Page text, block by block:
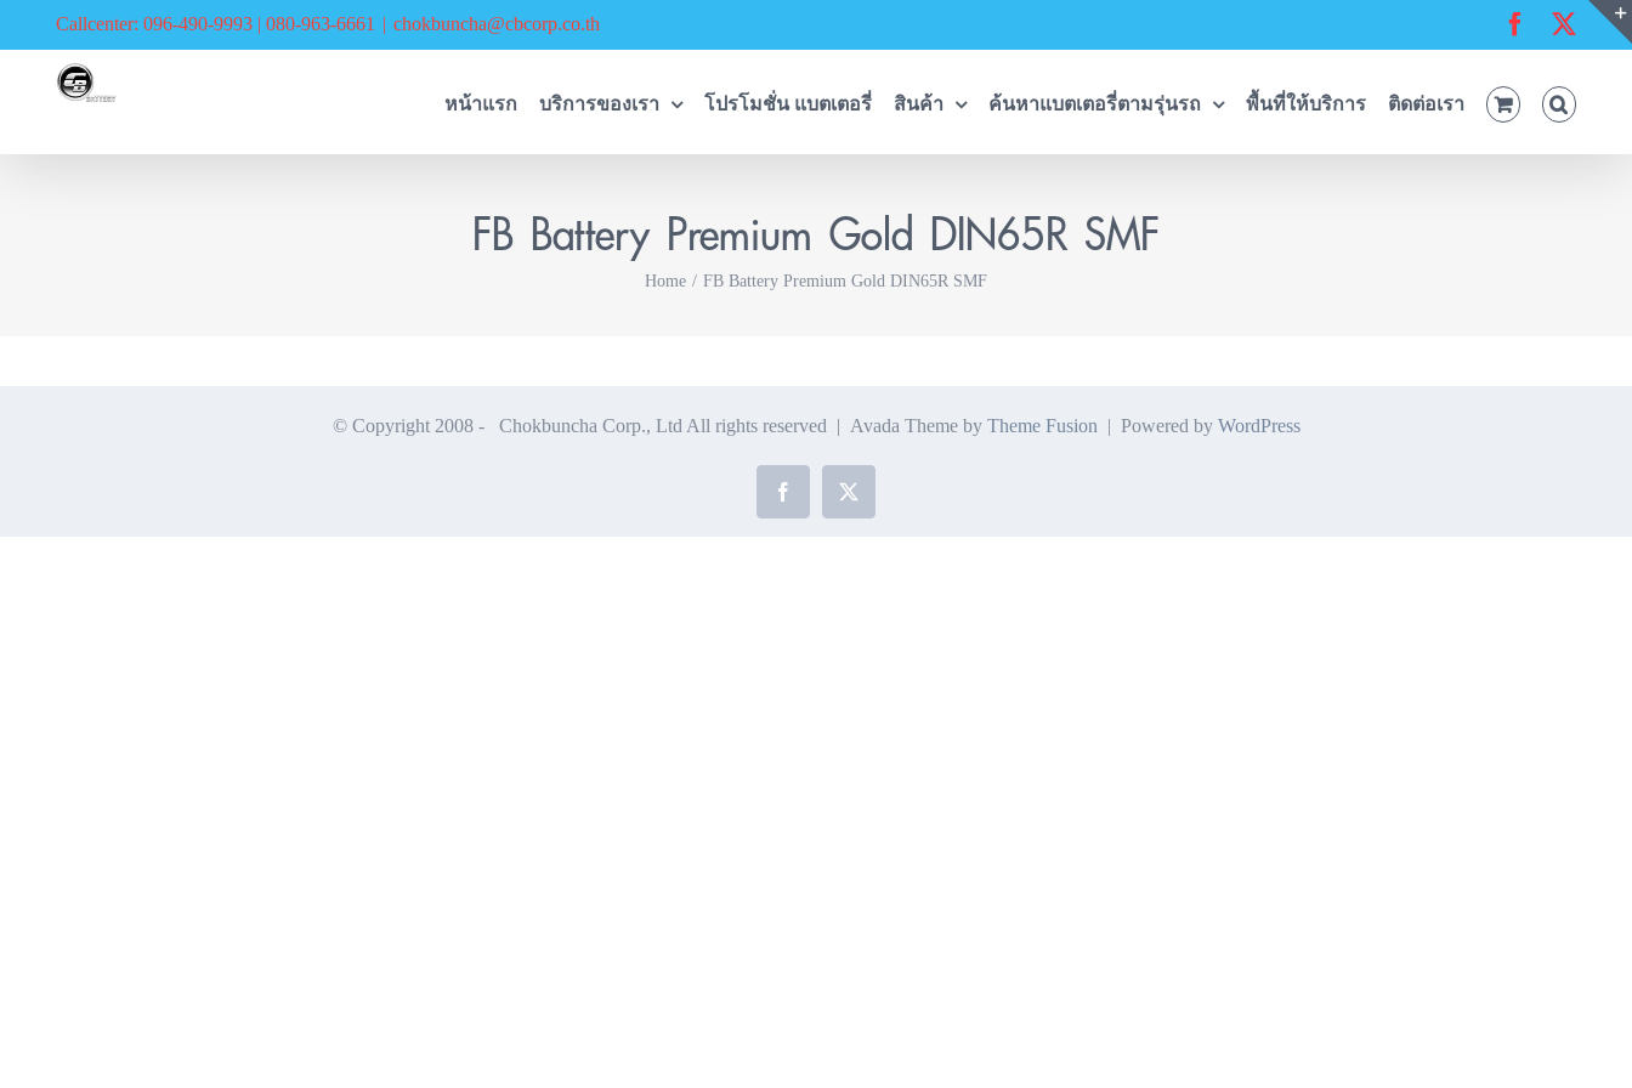
Callcenter: 096-490-9993 | 080-963-6661 | chokbuncha@cbcorp.co.th Facebook
หน้าแรก บริการของเรา โปรโมชั่น แบตเตอรี่ สินค้า ค้นหาแบตเตอรี่ตามรุ่นรถ พื้นที่ให้บริการ ติดต่อเรา
FB Battery Premium Gold DIN65R SMF
Home FB Battery Premium Gold DIN65R SMF
© Copyright 2008 - Chokbuncha Corp., Ltd All rights reserved | Avada Theme by Theme Fusion | Powered by WordPress
Facebook
X